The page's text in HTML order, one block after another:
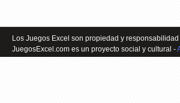
Los Juegos Excel son propiedad y
JuegosExcel.com es un proyecto social y cultural -